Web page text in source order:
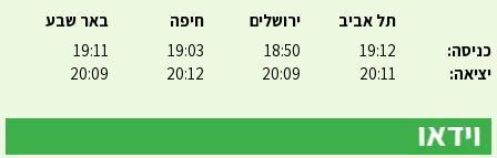
כניסה:
יציאה:
תל אביב
19:12
20:11
ירושלים
18:50
20:09
חיפה
19:03
20:12
באר שבע
19:11
20:09